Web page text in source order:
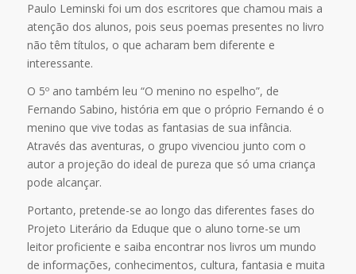
Paulo Leminski foi um dos escritores que chamou mais a
atenção dos alunos, pois seus poemas presentes no livro
não têm títulos, o que acharam bem diferente e
interessante.
O 5º ano também leu “O menino no espelho”, de
Fernando Sabino, história em que o próprio Fernando é o
menino que vive todas as fantasias de sua infância.
Através das aventuras, o grupo vivenciou junto com o
autor a projeção do ideal de pureza que só uma criança
pode alcançar.
Portanto, pretende-se ao longo das diferentes fases do
Projeto Literário da Eduque que o aluno torne-se um
leitor proficiente e saiba encontrar nos livros um mundo
de informações, conhecimentos, cultura, fantasia e muita